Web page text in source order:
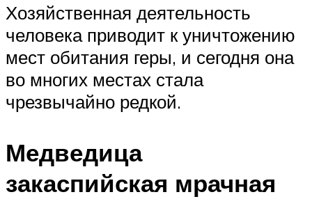
Хозяйственная деятельность
человека приводит к уничтожению
мест обитания геры, и сегодня она
во многих местах стала
чрезвычайно редкой.
Медведица
закаспийская мрачная